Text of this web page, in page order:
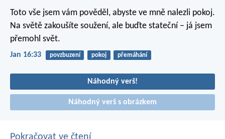
Toto vše jsem vám pověděl, abyste ve mně nalezli pokoj.
Na světě zakoušíte soužení, ale buďte stateční – já jsem
přemohl svět.
Jan 16:33 povzbuzení pokoj přemáhání
Náhodný verš!
Náhodný verš s obrázkem